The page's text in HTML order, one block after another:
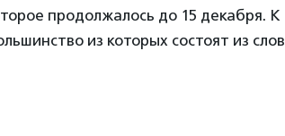
продолжалось до 15 декабря. К
из которых состоят из слов